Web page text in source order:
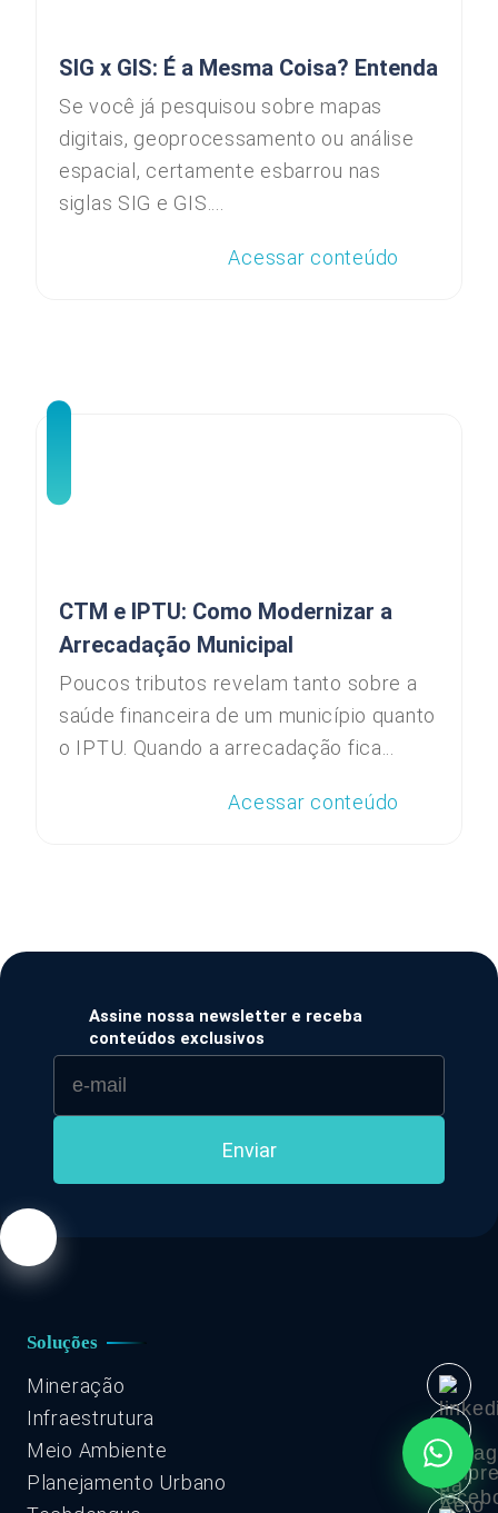
SIG x GIS: É a Mesma Coisa? Entenda
Se você já pesquisou sobre mapas
digitais, geoprocessamento ou análise
espacial, certamente esbarrou nas
siglas SIG e GIS....
Acessar conteúdo
CTM e IPTU: Como Modernizar a
Arrecadação Municipal
Poucos tributos revelam tanto sobre a
saúde financeira de um município quanto
o IPTU. Quando a arrecadação fica...
Acessar conteúdo
Assine nossa newsletter e receba
conteúdos exclusivos
Soluções
Mineração
Infraestrutura
Meio Ambiente
Planejamento Urbano